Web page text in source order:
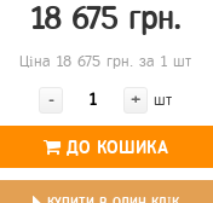
18 675 грн.
Ціна 18 675 грн. за 1 шт
- + шт
ДО КОШИКА